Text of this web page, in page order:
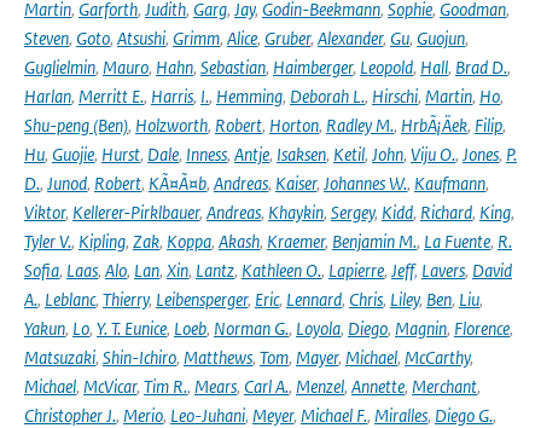
Martin, Garforth, Judith, Garg, Jay, Godin-Beekmann, Sophie, Goodman,
Steven, Goto, Atsushi, Grimm, Alice, Gruber, Alexander, Gu, Guojun,
Guglielmin, Mauro, Hahn, Sebastian, Haimberger, Leopold, Hall, Brad D.,
Harlan, Merritt E., Harris, I., Hemming, Deborah L., Hirschi, Martin, Ho,
Shu-peng (Ben), Holzworth, Robert, Horton, Radley M., HrbÃ¡Äek, Filip,
Hu, Guojie, Hurst, Dale, Inness, Antje, Isaksen, Ketil, John, Viju O., Jones, P.
D., Junod, Robert, KÃ¤Ã¤b, Andreas, Kaiser, Johannes W., Kaufmann,
Viktor, Kellerer-Pirklbauer, Andreas, Khaykin, Sergey, Kidd, Richard, King,
Tyler V., Kipling, Zak, Koppa, Akash, Kraemer, Benjamin M., La Fuente, R.
Sofia, Laas, Alo, Lan, Xin, Lantz, Kathleen O., Lapierre, Jeff, Lavers, David
A., Leblanc, Thierry, Leibensperger, Eric, Lennard, Chris, Liley, Ben, Liu,
Yakun, Lo, Y. T. Eunice, Loeb, Norman G., Loyola, Diego, Magnin, Florence,
Matsuzaki, Shin-Ichiro, Matthews, Tom, Mayer, Michael, McCarthy,
Michael, McVicar, Tim R., Mears, Carl A., Menzel, Annette, Merchant,
Christopher J., Merio, Leo-Juhani, Meyer, Michael F., Miralles, Diego G.,